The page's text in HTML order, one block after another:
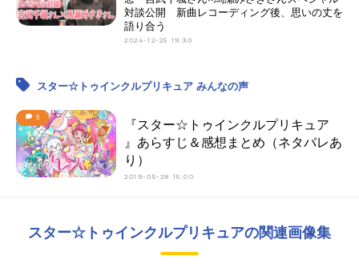
対談公開 新曲レコーディング後、思いの丈を
語り合う
2024-12-25 19:30
スター☆トゥインクルプリキュア みんなの声
5
『スター☆トゥインクルプリキュア
』あらすじ＆感想まとめ（ネタバレあ
り）
2019-05-28 15:00
スター☆トゥインクルプリキュアの関連画像集